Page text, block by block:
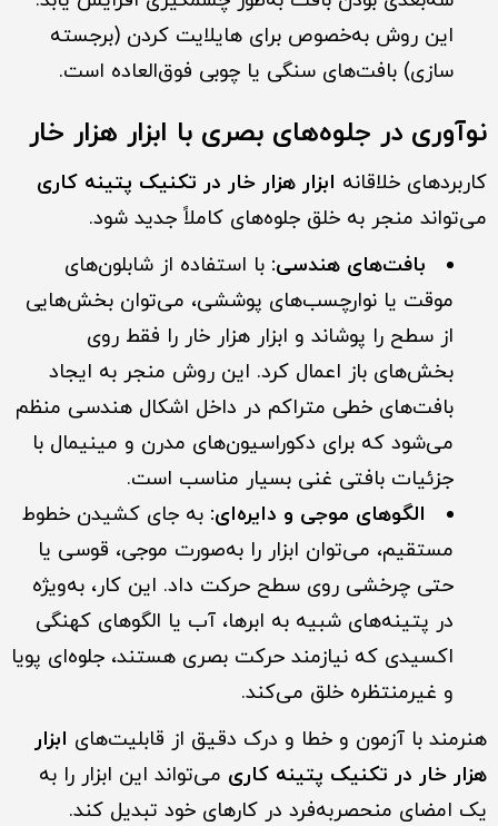
این روش به‌خصوص برای هایلایت کردن (برجسته
سازی) بافت‌های سنگی یا چوبی فوق‌العاده است.
نوآوری در جلوه‌های بصری با ابزار هزار خار
کاربردهای خلاقانه ابزار هزار خار در تکنیک پتینه کاری
می‌تواند منجر به خلق جلوه‌های کاملاً جدید شود.
بافت‌های هندسی: با استفاده از شابلون‌های
موقت یا نوارچسب‌های پوششی، می‌توان بخش‌هایی
از سطح را پوشاند و ابزار هزار خار را فقط روی
بخش‌های باز اعمال کرد. این روش منجر به ایجاد
بافت‌های خطی متراکم در داخل اشکال هندسی منظم
می‌شود که برای دکوراسیون‌های مدرن و مینیمال با
جزئیات بافتی غنی بسیار مناسب است.
الگوهای موجی و دایره‌ای: به جای کشیدن خطوط
مستقیم، می‌توان ابزار را به‌صورت موجی، قوسی یا
حتی چرخشی روی سطح حرکت داد. این کار، به‌ویژه
در پتینه‌های شبیه به ابرها، آب یا الگوهای کهنگی
اکسیدی که نیازمند حرکت بصری هستند، جلوه‌ای پویا
و غیرمنتظره خلق می‌کند.
هنرمند با آزمون و خطا و درک دقیق از قابلیت‌های ابزار
هزار خار در تکنیک پتینه کاری می‌تواند این ابزار را به
یک امضای منحصربه‌فرد در کارهای خود تبدیل کند.